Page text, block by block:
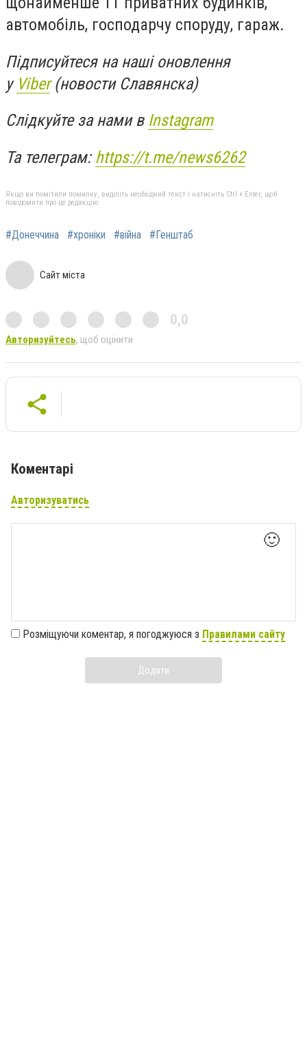
автомобіль, господарчу споруду, гараж.
Підписуйтеся на наші оновлення
у Viber(новости Славянска)
Слідкуйте за нами в Instagram
Та телеграм:https://t.me/news6262
Якщо ви помітили помилку, виділіть необхідний текст і натисніть Ctrl + Enter, щоб
повідомити про це редакцію
#Донеччина #хроніки #війна #Генштаб
Сайт міста
0,0
Авторизуйтесь, щоб оцінити
Коментарі
Авторизуватись
🙂
Розміщуючи коментар, я погоджуюся з Правилами сайту
Додати